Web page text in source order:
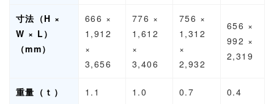
寸法（H ×
W × L）
（mm）
666 ×
1,912
×
3,656
776 ×
1,612
×
3,406
756 ×
1,312
×
2,932
656 ×
992 ×
2,319
重量（ｔ） 1.1 1.0 0.7 0.4